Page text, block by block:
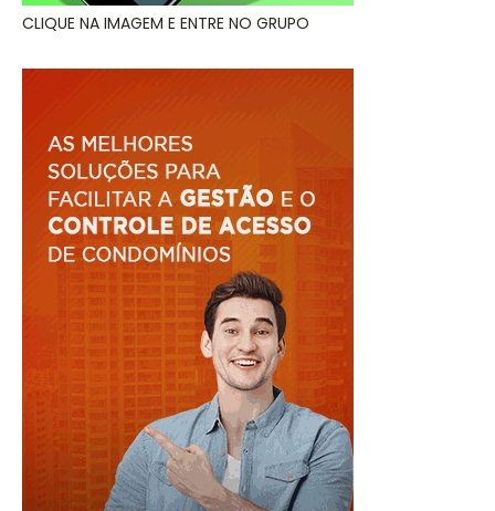
CLIQUE NA IMAGEM E ENTRE NO GRUPO